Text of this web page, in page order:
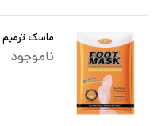
ماسک ترمیم
ناموجود